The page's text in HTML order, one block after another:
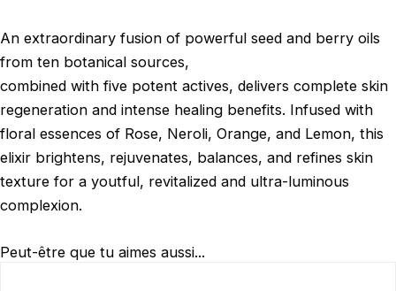
An extraordinary fusion of powerful seed and berry oils
from ten botanical sources,
combined with five potent actives, delivers complete skin
regeneration and intense healing benefits. Infused with
floral essences of Rose, Neroli, Orange, and Lemon, this
elixir brightens, rejuvenates, balances, and refines skin
texture for a youtful, revitalized and ultra-luminous
complexion.
Peut-être que tu aimes aussi...